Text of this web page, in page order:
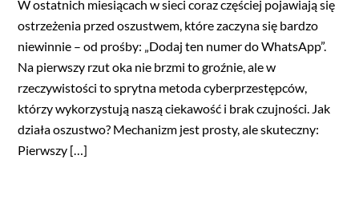
W ostatnich miesiącach w sieci coraz częściej pojawiają się
ostrzeżenia przed oszustwem, które zaczyna się bardzo
niewinnie – od prośby: „Dodaj ten numer do WhatsApp”.
Na pierwszy rzut oka nie brzmi to groźnie, ale w
rzeczywistości to sprytna metoda cyberprzestępców,
którzy wykorzystują naszą ciekawość i brak czujności. Jak
działa oszustwo? Mechanizm jest prosty, ale skuteczny:
Pierwszy […]